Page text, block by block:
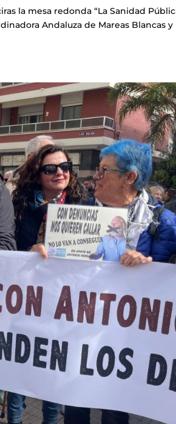
la mesa redonda “La Sanidad
Andaluza de Mareas Blancas y